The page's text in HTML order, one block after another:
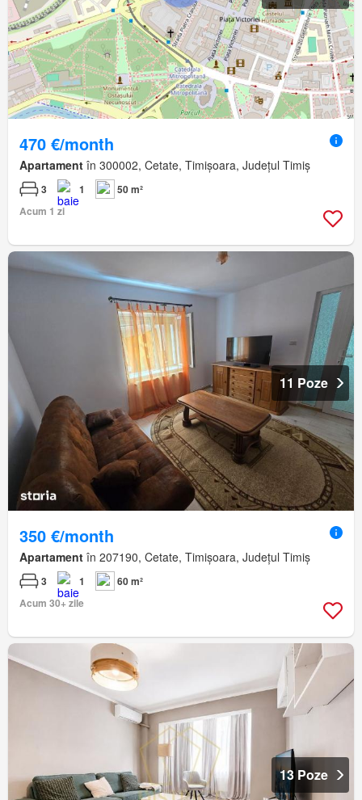
470 €/month
Apartament în 300002, Cetate, Timișoara, Județul Timiș
3 1
50 m²
Acum 1 zi
11 Poze
350 €/month
Apartament în 207190, Cetate, Timișoara, Județul Timiș
3 1
60 m²
Acum 30+ zile
13 Poze